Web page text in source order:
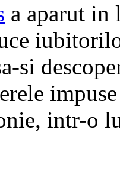
a aparut in
si
intr-o